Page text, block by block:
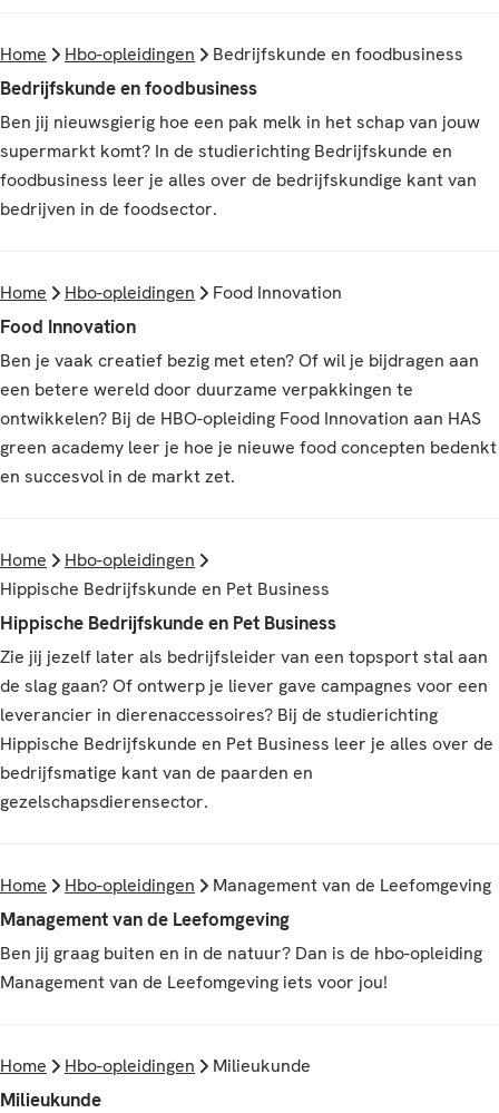
Home Hbo-opleidingen Bedrijfskunde en foodbusiness
Bedrijfskunde en foodbusiness
Ben jij nieuwsgierig hoe een pak melk in het schap van jouw
supermarkt komt? In de studierichting Bedrijfskunde en
foodbusiness leer je alles over de bedrijfskundige kant van
bedrijven in de foodsector.
Home Hbo-opleidingen Food Innovation
Food Innovation
Ben je vaak creatief bezig met eten? Of wil je bijdragen aan
een betere wereld door duurzame verpakkingen te
ontwikkelen? Bij de HBO-opleiding Food Innovation aan HAS
green academy leer je hoe je nieuwe food concepten bedenkt
en succesvol in de markt zet.
Home
Hbo-opleidingen
Hippische Bedrijfskunde en Pet Business
Hippische Bedrijfskunde en Pet Business
Zie jij jezelf later als bedrijfsleider van een topsport stal aan
de slag gaan? Of ontwerp je liever gave campagnes voor een
leverancier in dierenaccessoires? Bij de studierichting
Hippische Bedrijfskunde en Pet Business leer je alles over de
bedrijfsmatige kant van de paarden en
gezelschapsdierensector.
Home Hbo-opleidingen Management van de Leefomgeving
Management van de Leefomgeving
Ben jij graag buiten en in de natuur? Dan is de hbo-opleiding
Management van de Leefomgeving iets voor jou!
Home Hbo-opleidingen Milieukunde
Milieukunde